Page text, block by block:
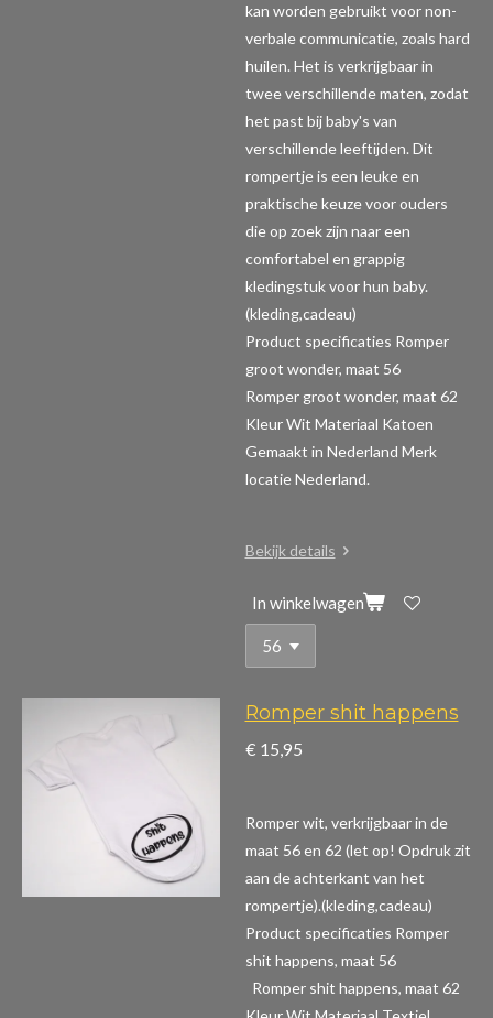
kan worden gebruikt voor non-
verbale communicatie, zoals hard
huilen. Het is verkrijgbaar in
twee verschillende maten, zodat
het past bij baby's van
verschillende leeftijden. Dit
rompertje is een leuke en
praktische keuze voor ouders
die op zoek zijn naar een
comfortabel en grappig
kledingstuk voor hun baby.
(kleding,cadeau)
Product specificaties Romper
groot wonder, maat 56
Romper groot wonder, maat 62
Kleur Wit Materiaal Katoen
Gemaakt in Nederland Merk
locatie Nederland.
Bekijk details
In winkelwagen
Romper shit happens
€ 15,95
Romper wit, verkrijgbaar in de
maat 56 en 62 (let op! Opdruk zit
aan de achterkant van het
rompertje).(kleding,cadeau)
Product specificaties Romper
shit happens, maat 56
Romper shit happens, maat 62